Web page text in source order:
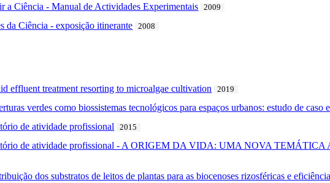
a Ciência - Manual de Actividades Experimentais 2009
da Ciência - exposição itinerante 2008
effluent treatment resorting to microalgae cultivation 2019
verdes como biossistemas tecnológicos para espaços urbanos: estudo de caso
de atividade profissional 2015
de atividade profissional - A ORIGEM DA VIDA: UMA NOVA
dos substratos de leitos de plantas para as biocenoses rizosféricas e